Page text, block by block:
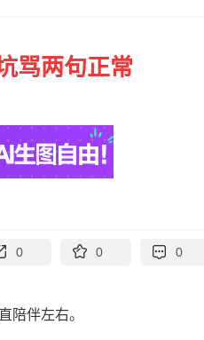
骂两句正常
0 0 0
陪伴左右。